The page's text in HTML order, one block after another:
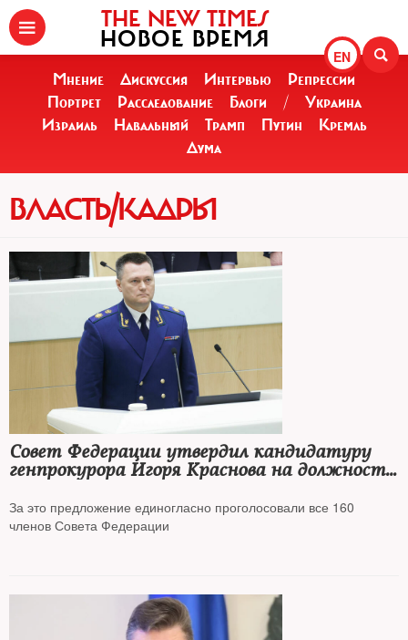
EN
THE NEW TIMES
НОВОЕ ВРЕМЯ
Мнение Дискуссия Интервью
Репрессии
Портрет
Расследование Блоги /
Украина
Израиль
Навальный Трамп Путин
Кремль
Дума
ВЛАСТЬ/КАДРЫ
Совет Федерации утвердил кандидатуру
генпрокурора Игоря Краснова на должность
За это предложение единогласно проголосовали все 160
членов Совета Федерации